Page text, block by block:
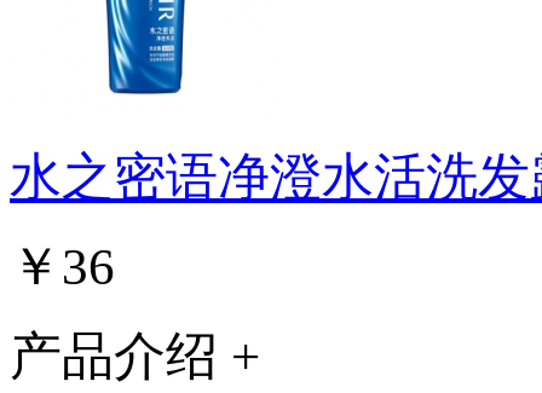
水之密语净澄水活洗
￥36
产品介绍 +